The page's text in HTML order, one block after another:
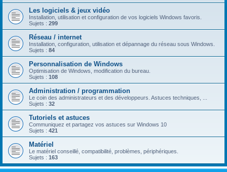
Les logiciels & jeux vidéo
Installation, utilisation et configuration de vos logiciels Windows favoris.
Sujets : 299
Réseau / internet
Installation, configuration, utilisation et dépannage du réseau sous Windows.
Sujets : 84
Personnalisation de Windows
Optimisation de Windows, modification du bureau.
Sujets : 108
Administration / programmation
Le coin des administrateurs et des développeurs. Astuces techniques, ...
Sujets : 32
Tutoriels et astuces
Communiquez et partagez vos astuces sur Windows 10
Sujets : 421
Matériel
Le matériel conseillé, compatibilité, problèmes, périphériques.
Sujets : 163